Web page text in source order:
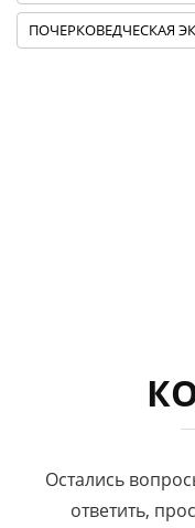
ПОЧЕРКОВЕДЧЕСКАЯ
Остались
ответить,